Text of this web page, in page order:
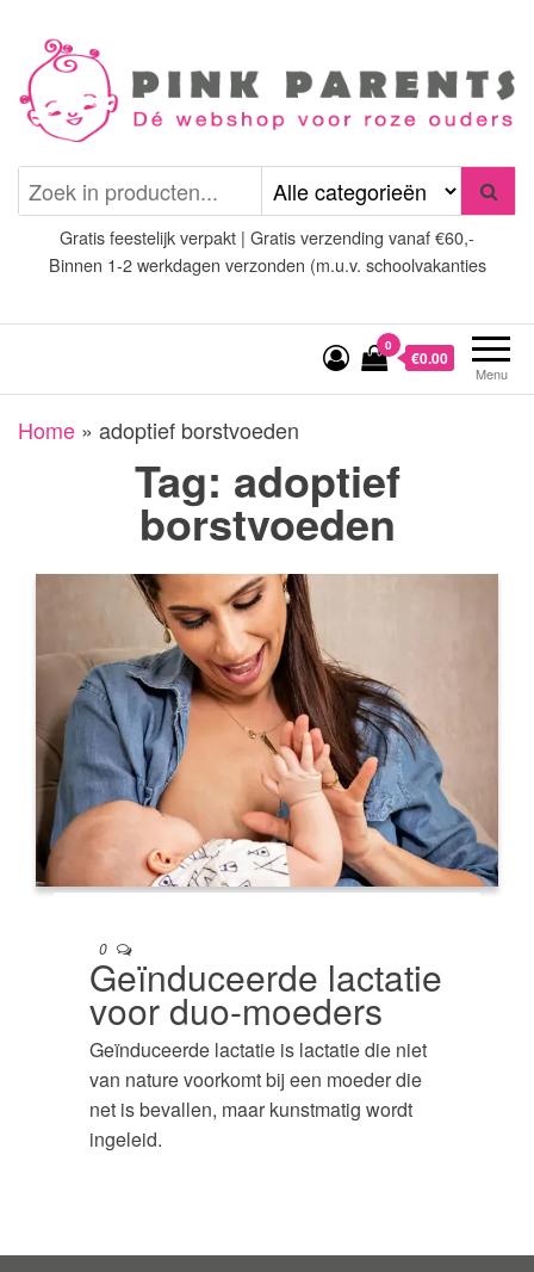
inhoud
Pink Parents
(wens)ouders
Gratis feestelijk verpakt | Gratis verzending vanaf €60,-
Binnen 1-2 werkdagen verzonden (m.u.v. schoolvakanties
Menu
0
€0.00
Home » adoptief borstvoeden
Tag: adoptief
borstvoeden
0
Geïnduceerde lactatie
voor duo-moeders
Geïnduceerde lactatie is lactatie die niet
van nature voorkomt bij een moeder die
net is bevallen, maar kunstmatig wordt
ingeleid.